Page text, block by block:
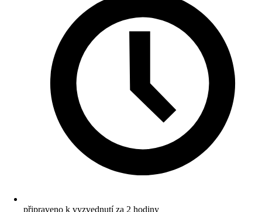
připraveno k vyzvednutí za 2 hodiny